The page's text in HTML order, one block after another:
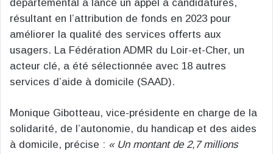
départemental a lancé un appel à candidatures,
résultant en l’attribution de fonds en 2023 pour
améliorer la qualité des services offerts aux
usagers. La Fédération ADMR du Loir-et-Cher, un
acteur clé, a été sélectionnée avec 18 autres
services d’aide à domicile (SAAD).
Monique Gibotteau, vice-présidente en charge de la
solidarité, de l’autonomie, du handicap et des aides
à domicile, précise : « Un montant de 2,7 millions